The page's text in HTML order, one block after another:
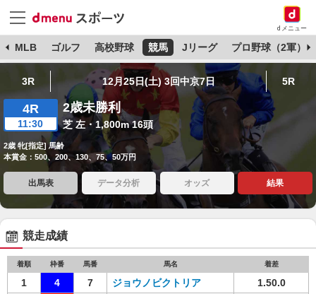
dメニュー
MLB ゴルフ 高校野球 競馬 Jリーグ プロ野球（2軍）
3R 12月25日(土) 3回中京7日 5R
4R
11:30
2歳未勝利
芝 左・1,800m 16頭
2歳 牝[指定] 馬齢
本賞金：500、200、130、75、50万円
出馬表 データ分析 オッズ 結果
競走成績
着順 枠番 馬番 馬名 着差
1 4 7 ジョウノビクトリア
1.50.0